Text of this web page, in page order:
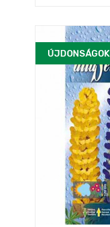
ÚJDONSÁGOK